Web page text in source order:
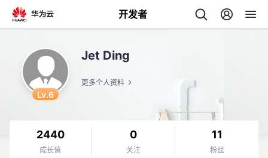
开发者
Lv.6
Jet Ding
更多个人资料
2440
成长值
0
关注
11
粉丝